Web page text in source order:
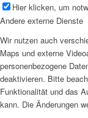
Hier klicken, um
Andere externe Dienste
Wir nutzen auch
Maps und externe
personenbezogene
deaktivieren. Bitte
Funktionalität und das
kann. Die Änderungen